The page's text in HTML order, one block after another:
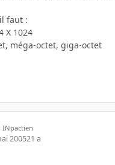
faut :
X 1024
méga-octet, giga-octet
INpactien
200521 a